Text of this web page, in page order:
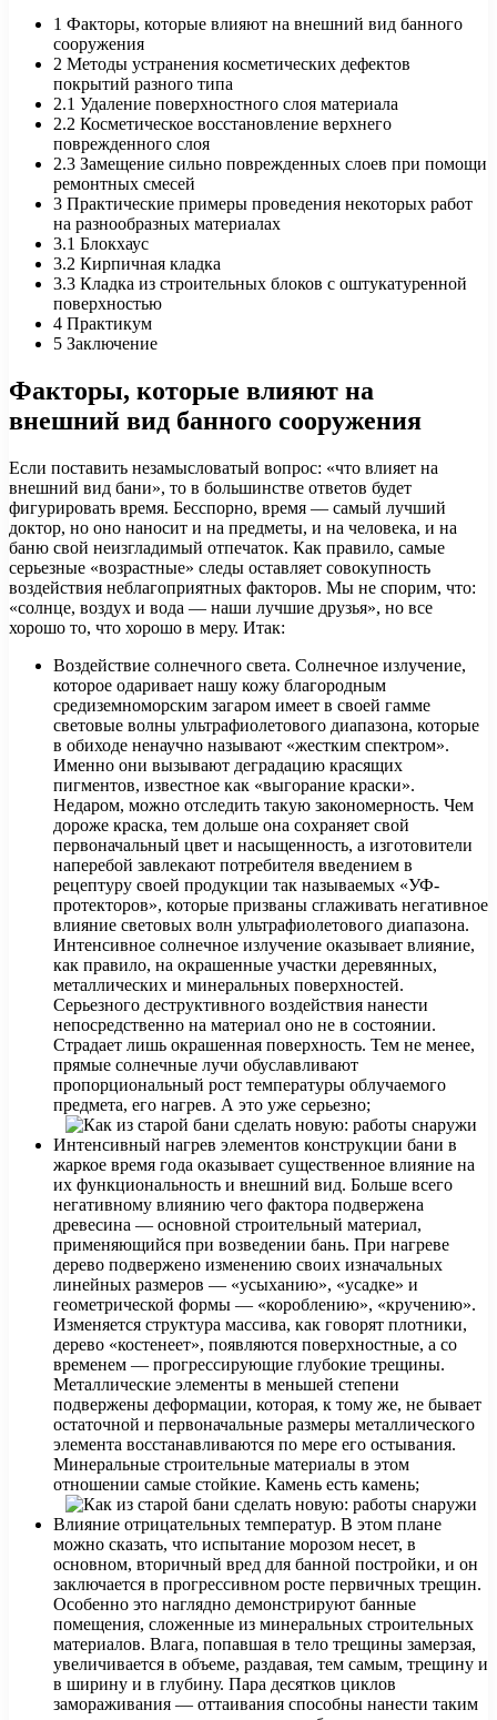
1 Факторы, которые влияют на внешний вид банного
сооружения
2 Методы устранения косметических дефектов
покрытий разного типа
2.1 Удаление поверхностного слоя материала
2.2 Косметическое восстановление верхнего
поврежденного слоя
2.3 Замещение сильно поврежденных слоев при помощи
ремонтных смесей
3 Практические примеры проведения некоторых работ
на разнообразных материалах
3.1 Блокхаус
3.2 Кирпичная кладка
3.3 Кладка из строительных блоков с оштукатуренной
поверхностью
4 Практикум
5 Заключение
Факторы, которые влияют на
внешний вид банного сооружения
Если поставить незамысловатый вопрос: «что влияет на
внешний вид бани», то в большинстве ответов будет
фигурировать время. Бесспорно, время — самый лучший
доктор, но оно наносит и на предметы, и на человека, и на
баню свой неизгладимый отпечаток. Как правило, самые
серьезные «возрастные» следы оставляет совокупность
воздействия неблагоприятных факторов. Мы не спорим, что:
«солнце, воздух и вода — наши лучшие друзья», но все
хорошо то, что хорошо в меру. Итак:
Воздействие солнечного света. Солнечное излучение,
которое одаривает нашу кожу благородным
средиземноморским загаром имеет в своей гамме
световые волны ультрафиолетового диапазона, которые
в обиходе ненаучно называют «жестким спектром».
Именно они вызывают деградацию красящих
пигментов, известное как «выгорание краски».
Недаром, можно отследить такую закономерность. Чем
дороже краска, тем дольше она сохраняет свой
первоначальный цвет и насыщенность, а изготовители
наперебой завлекают потребителя введением в
рецептуру своей продукции так называемых «УФ-
протекторов», которые призваны сглаживать негативное
влияние световых волн ультрафиолетового диапазона.
Интенсивное солнечное излучение оказывает влияние,
как правило, на окрашенные участки деревянных,
металлических и минеральных поверхностей.
Серьезного деструктивного воздействия нанести
непосредственно на материал оно не в состоянии.
Страдает лишь окрашенная поверхность. Тем не менее,
прямые солнечные лучи обуславливают
пропорциональный рост температуры облучаемого
предмета, его нагрев. А это уже серьезно;
Интенсивный нагрев элементов конструкции бани в
жаркое время года оказывает существенное влияние на
их функциональность и внешний вид. Больше всего
негативному влиянию чего фактора подвержена
древесина — основной строительный материал,
применяющийся при возведении бань. При нагреве
дерево подвержено изменению своих изначальных
линейных размеров — «усыханию», «усадке» и
геометрической формы — «короблению», «кручению».
Изменяется структура массива, как говорят плотники,
дерево «костенеет», появляются поверхностные, а со
временем — прогрессирующие глубокие трещины.
Металлические элементы в меньшей степени
подвержены деформации, которая, к тому же, не бывает
остаточной и первоначальные размеры металлического
элемента восстанавливаются по мере его остывания.
Минеральные строительные материалы в этом
отношении самые стойкие. Камень есть камень;
Влияние отрицательных температур. В этом плане
можно сказать, что испытание морозом несет, в
основном, вторичный вред для банной постройки, и он
заключается в прогрессивном росте первичных трещин.
Особенно это наглядно демонстрируют банные
помещения, сложенные из минеральных строительных
материалов. Влага, попавшая в тело трещины замерзая,
увеличивается в объеме, раздавая, тем самым, трещину и
в ширину и в глубину. Пара десятков циклов
замораживания — оттаивания способны нанести таким